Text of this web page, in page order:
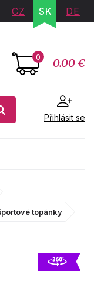
CZ SK DE
0 0.00 €
Přihlásit se
topánky